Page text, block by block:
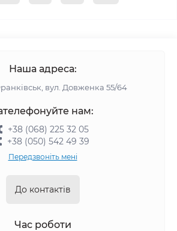
Наша адреса:
вул. Довженка 55/64
нам:
+38 (068) 225 32 05
+38 (050) 542 49 39
Передзвоніть мені
До контактів
Час роботи